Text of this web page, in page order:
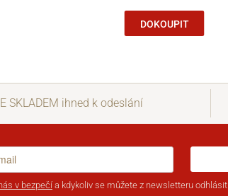
DOKOUPIT
SKLADEM ihned k odeslání
v bezpečí a kdykoliv se můžete z newsletteru odhlásit.